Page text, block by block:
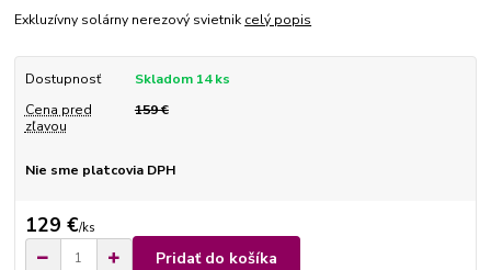
Exkluzívny solárny nerezový svietnik celý popis
Dostupnosť
Skladom 14 ks
Cena pred
zľavou
159 €
Nie sme platcovia DPH
129 €/ks
Pridať do košíka